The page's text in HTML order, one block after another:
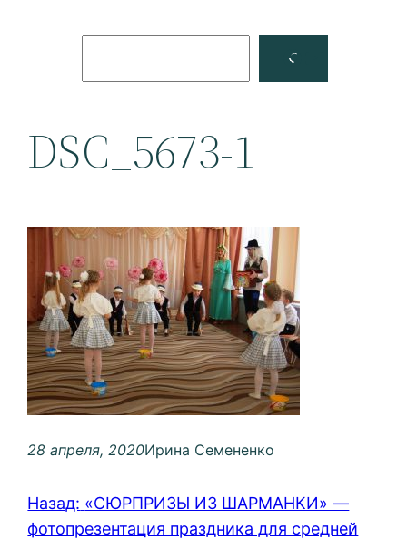
Facebook
DSC_5673-1
28 апреля, 2020Ирина Семененко
Назад: «СЮРПРИЗЫ ИЗ ШАРМАНКИ» —
фотопрезентация праздника для средней